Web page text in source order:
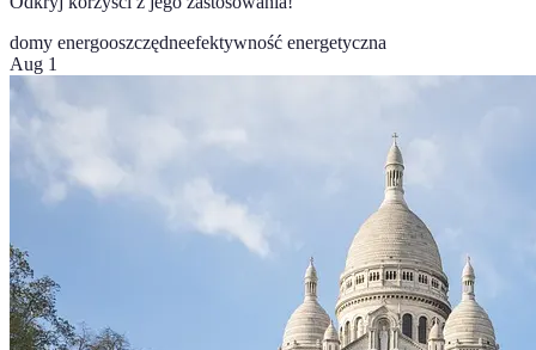
domy energooszczędneefektywność energetyczna
Aug 1